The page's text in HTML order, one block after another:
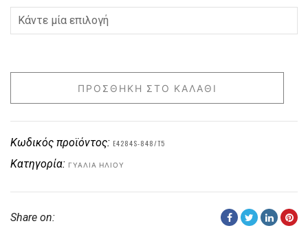
ΠΡΟΣΘΉΚΗ ΣΤΟ ΚΑΛΆΘΙ
Κωδικός προϊόντος: E4284S-848/T5
Κατηγορία: ΓΥΑΛΙΆ ΗΛΊΟΥ
Share on: